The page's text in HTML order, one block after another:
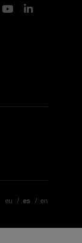
eu es en